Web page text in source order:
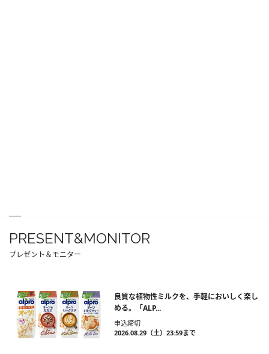
PRESENT&MONITOR
プレゼント＆モニター
良質な植物性ミルクを、手軽においしく楽し
める。「ALP...
申込締切
2026.08.29（土）23:59まで